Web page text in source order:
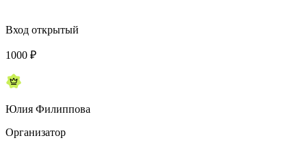
Вход открытый
1000 ₽
Юлия Филиппова
Организатор